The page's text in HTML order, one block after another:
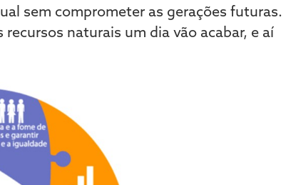
sem comprometer as gerações futuras.
naturais um dia vão acabar, e aí